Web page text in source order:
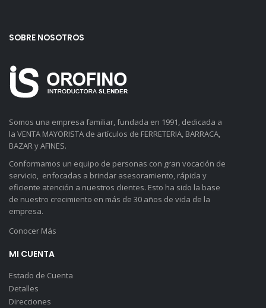
SOBRE NOSOTROS
Somos una empresa familiar, fundada en 1991, dedicada a
la VENTA MAYORISTA de artículos de FERRETERIA, BARRACA,
BAZAR y AFINES.
Conformamos un equipo de personas con gran vocación de
servicio, enfocadas a brindar asesoramiento, rápida y
eficiente atención a nuestros clientes. Esto ha sido la base
de nuestro crecimiento en más de 30 años de vida de la
empresa.
Conocer Más
MI CUENTA
Estado de Cuenta
Detalles
Direcciones